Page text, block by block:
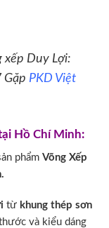
xếp Duy Lợi:
Gặp PKD Việt
Hồ Chí Minh:
phẩm Võng Xếp
từ khung thép sơn
và kiểu dáng